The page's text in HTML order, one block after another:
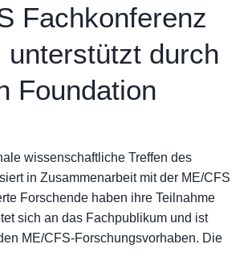
Fachkonferenz
durch
Foundation
wissenschaftliche Treffen des
in Zusammenarbeit mit der ME/CFS
Forschende haben ihre Teilnahme
sich an das Fachpublikum und ist
ME/CFS-Forschungsvorhaben. Die